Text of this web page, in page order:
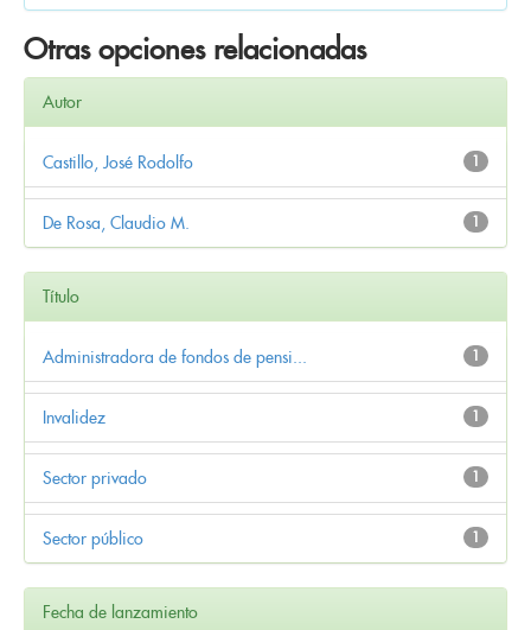
Otras opciones relacionadas
Autor
1
Castillo, José Rodolfo
1
De Rosa, Claudio M.
Título
1
Administradora de fondos de pensi...
1
Invalidez
1
Sector privado
1
Sector público
Fecha de lanzamiento